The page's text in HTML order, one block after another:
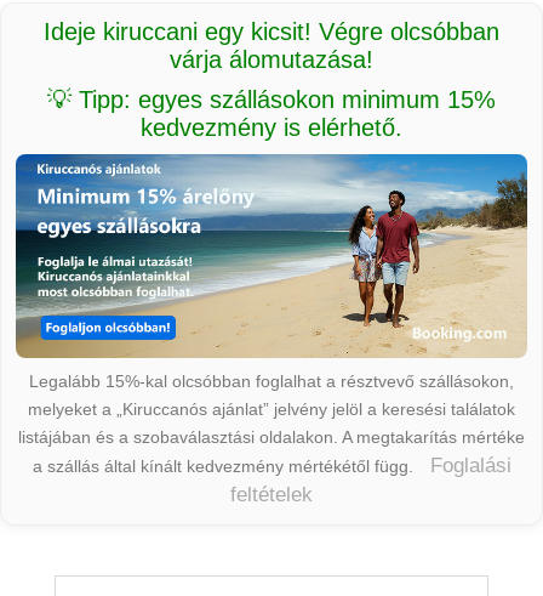
Ideje kiruccani egy kicsit! Végre olcsóbban
várja álomutazása!
💡 Tipp: egyes szállásokon minimum 15%
kedvezmény is elérhető.
Legalább 15%-kal olcsóbban foglalhat a résztvevő szállásokon,
melyeket a „Kiruccanós ajánlat” jelvény jelöl a keresési találatok
listájában és a szobaválasztási oldalakon. A megtakarítás mértéke
a szállás által kínált kedvezmény mértékétől függ.
Foglalási
feltételek